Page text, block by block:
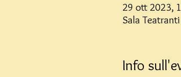
29 ott 2023,
Sala
Info